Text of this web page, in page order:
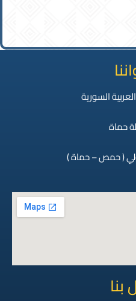
السورية
حماة
( حمص – حماة )
بنا